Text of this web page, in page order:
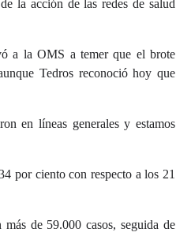
la acción de las redes de salud
a la OMS a temer que el brote
Tedros reconoció hoy que
en líneas generales y estamos
por ciento con respecto a los 21
de 59.000 casos, seguida de